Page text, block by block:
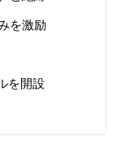
を激励
を開設